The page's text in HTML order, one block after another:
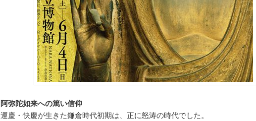
阿弥陀如来への篤い信仰
運慶・快慶が生きた鎌倉時代初期は、正に怒涛の時代でした。